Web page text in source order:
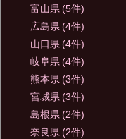
富山県 (5件)
広島県 (4件)
山口県 (4件)
岐阜県 (4件)
熊本県 (3件)
宮城県 (3件)
島根県 (2件)
奈良県 (2件)